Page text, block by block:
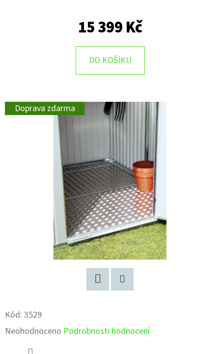
15 399 Kč
DO KOŠÍKU
Doprava zdarma
Kód: 3529
Průměrné
hodnocení
Neohodnoceno Podrobnosti hodnocení